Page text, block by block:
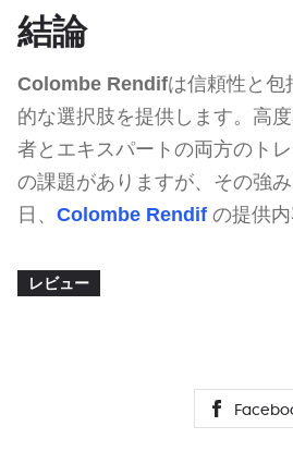
結論
Colombe Rendifは信頼性と包
的な選択肢を提供します。高
者とエキスパートの両方のト
の課題がありますが、その強
日、 Colombe Rendif の提供
レビュー